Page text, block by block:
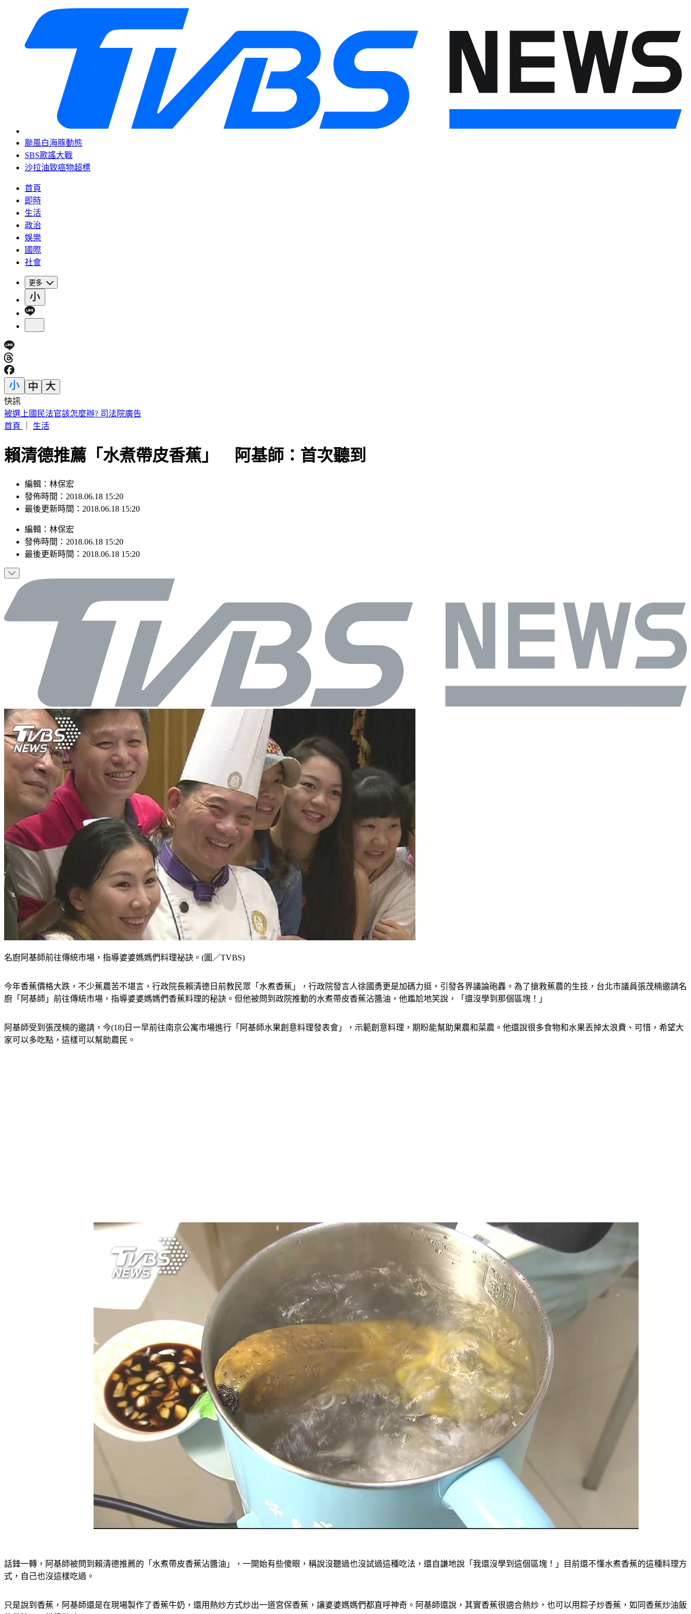
颱風白海豚動態
SBS歌謠大戰
沙拉油致癌物超標
首頁
即時
生活
政治
娛樂
國際
社會
更多
快訊
台南關廟深夜惡火！汽車零件、食品廠狂燒 橘紅烈焰駭人
首頁
生活
賴清德推薦「水煮帶皮香蕉」 阿基師：首次聽到
編輯：林保宏
發佈時間：2018.06.18 15:20
最後更新時間：2018.06.18 15:20
編輯 ： 林保宏
發佈時間： 2018.06.18 15:20
最後更新時間： 2018.06.18 15:20
名廚阿基師前往傳統市場，指導婆婆媽媽們料理祕訣。(圖／TVBS)
今年香蕉價格大跌，不少蕉農苦不堪言，行政院長賴清德日前教民眾「水煮香蕉」，行政院發言人徐國勇更是加碼力挺，引發各界議論砲轟。為了搶救蕉農的生技，台北市議員張茂楠邀請名
廚「阿基師」前往傳統市場，指導婆婆媽媽們香蕉料理的秘訣。 但他被問到政院推動的水煮帶皮香蕉沾醬油，他尷尬地笑說，「還沒學到那個區塊！」
阿基師受到張茂楠的邀請，今(18)日一早前往南京公寓市場進行「阿基師水果創意料理發表會」，示範創意料理，期盼能幫助果農和菜農。他還說很多食物和水果丟掉太浪費、可惜，希望大
家可以多吃點，這樣可以幫助農民。
話鋒一轉，阿基師被問到賴清德推薦的「水煮帶皮香蕉沾醬油」，一開始有些傻眼， 稱說沒聽過也沒試過這種吃法，還自謙地說「我還沒學到這個區塊！」
目前還不懂水煮香蕉的這種料理方
式，自己也沒這樣吃過。
只是說到香蕉，阿基師還是在現場製作了香蕉牛奶，還用熱炒方式炒出一道宮保香蕉，讓婆婆媽媽們都直呼神奇。阿基師還說，其實香蕉很適合熱炒，也可以用粽子炒香蕉，如同香蕉炒油飯